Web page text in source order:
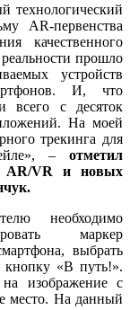
технологический
AR-первенства
качественного
прошло
устройств
И, что
всего с десяток
На моей
трекинга для
– отметил
AR/VR и новых
необходимо
маркер
выбрать
кнопку «В путь!».
изображение с
место. На данный